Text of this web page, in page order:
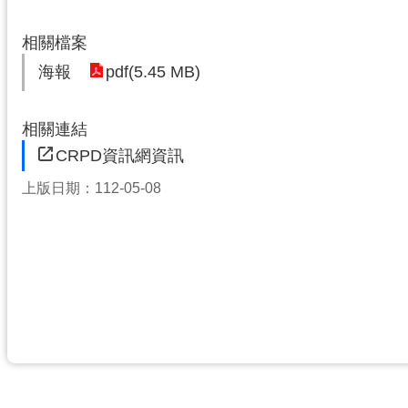
相關檔案
海報
pdf(5.45 MB)
相關連結
CRPD資訊網資訊
上版日期：112-05-08